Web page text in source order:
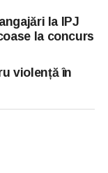
la IPJ
la concurs
violență în